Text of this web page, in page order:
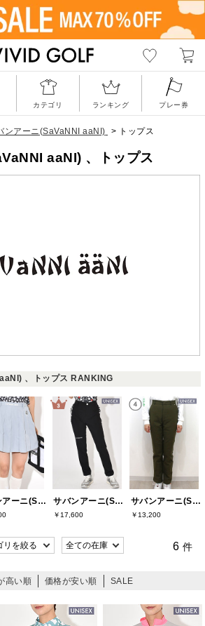
カテゴリ ランキング プレー券
ンアーニ(SaVaNNI aaNI) > トップス
aaNI) 、トップス
、トップス RANKING
サバンアーニ(SaVaNNI aaNI) サバンアーニ(SaVaNNI aaNI)
￥17,600
サバンアーニ(SaVaNNI aaNI)
￥13,200
6 件
高い順 価格が安い順 SALE